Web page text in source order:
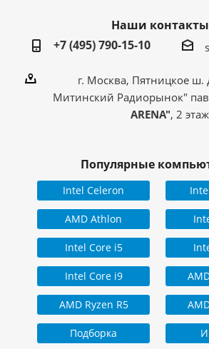
Наши контакты
+7 (495) 790-15-10
г. Москва, Пятницкое ш.
Митинский Радиорынок"
ARENA", 2
Популярные
Intel Celeron
AMD Athlon
Intel Core i5
Intel Core i9
AMD Ryzen R5
Подборка